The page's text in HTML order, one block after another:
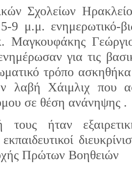
Σχολείων
9 μ.μ. ενημερωτικό-
Μαγκουφάκης
για τις
τρόπο
λαβή Χάιμλιχ που
σε θέση ανάνηψης .
τους ήταν
Πρώτων Βοηθειών